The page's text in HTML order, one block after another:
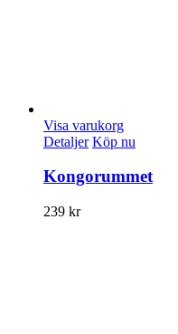
Visa varukorg
Detaljer Köp nu
Kongorummet
239 kr